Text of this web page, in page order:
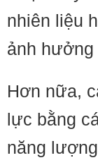
nhiên liệu
ảnh hưởng
Hơn nữa,
lực bằng
năng